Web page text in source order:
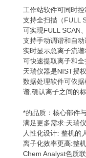
工作站软件可同时
支持全扫描（FULL
可实现FULL SCAN
支持手动调谐和自
实时显示总离子流
可快速提取离子和
天瑞仪器是NIST授
数据处理软件可依
谱,确认离子之间的
*的品质：核心部件
满足更多需求:天瑞
人性化设计: 整机的
离子化效率更高:整
Chem Analyst色质